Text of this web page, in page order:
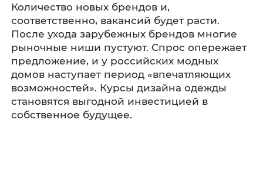
Количество новых брендов и,
соответственно, вакансий будет расти.
После ухода зарубежных брендов многие
рыночные ниши пустуют. Спрос опережает
предложение, и у российских модных
домов наступает период «впечатляющих
возможностей». Курсы дизайна одежды
становятся выгодной инвестицией в
собственное будущее.